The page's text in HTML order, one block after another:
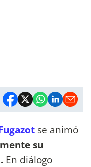
se animó
su
. En diálogo